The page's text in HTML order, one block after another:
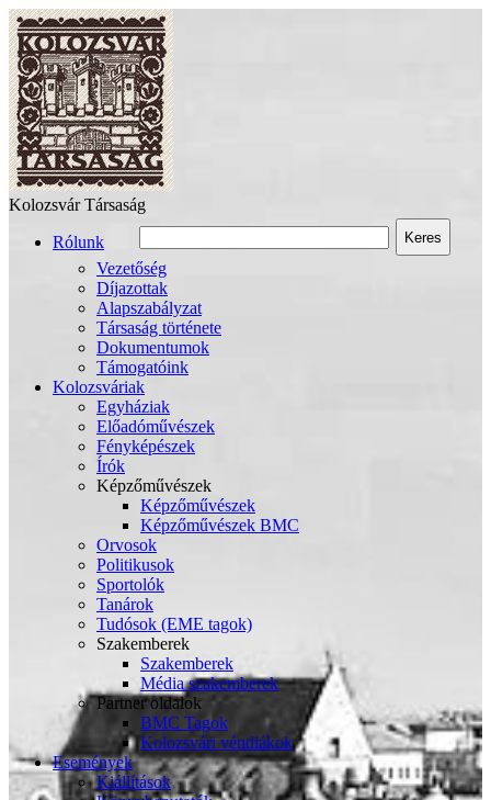
Kolozsvár Társaság
Keres
Rólunk
Vezetőség
Díjazottak
Alapszabályzat
Társaság története
Dokumentumok
Támogatóink
Kolozsváriak
Egyháziak
Előadóművészek
Fényképészek
Írók
Képzőművészek
Képzőművészek
Képzőművészek BMC
Orvosok
Politikusok
Sportolók
Tanárok
Tudósok (EME tagok)
Szakemberek
Szakemberek
Média szakemberek
Partner oldalok
BMC Tagok
Kolozsvári véndiákok
Események
Kiállítások